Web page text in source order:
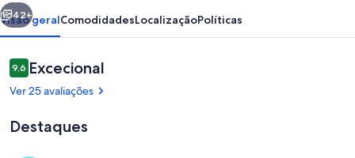
para
o
mar
e
42+
Visão geralComodidadesLocalizaçãoPolíticas
Avaliações
9,69,6 em 10
Excecional
Ver 25 avaliações
Destaques